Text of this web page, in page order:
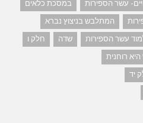
עשר הספירות
במסכת כלאים
המתלבש בניצוץ נברא
עשר הספירות שדה
חלק ו
רוחנית
יד